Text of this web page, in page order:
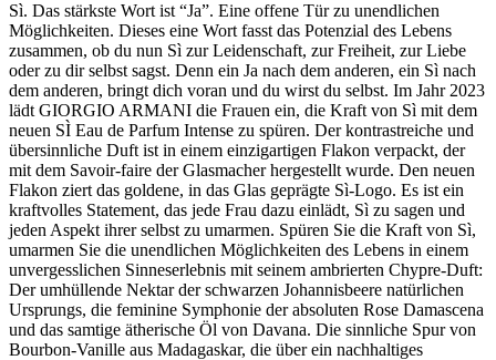
Sì. Das stärkste Wort ist “Ja”. Eine offene Tür zu unendlichen
Möglichkeiten. Dieses eine Wort fasst das Potenzial des Lebens
zusammen, ob du nun Sì zur Leidenschaft, zur Freiheit, zur Liebe
oder zu dir selbst sagst. Denn ein Ja nach dem anderen, ein Sì nach
dem anderen, bringt dich voran und du wirst du selbst. Im Jahr 2023
lädt GIORGIO ARMANI die Frauen ein, die Kraft von Sì mit dem
neuen SÌ Eau de Parfum Intense zu spüren. Der kontrastreiche und
übersinnliche Duft ist in einem einzigartigen Flakon verpackt, der
mit dem Savoir-faire der Glasmacher hergestellt wurde. Den neuen
Flakon ziert das goldene, in das Glas geprägte Sì-Logo. Es ist ein
kraftvolles Statement, das jede Frau dazu einlädt, Sì zu sagen und
jeden Aspekt ihrer selbst zu umarmen. Spüren Sie die Kraft von Sì,
umarmen Sie die unendlichen Möglichkeiten des Lebens in einem
unvergesslichen Sinneserlebnis mit seinem ambrierten Chypre-Duft:
Der umhüllende Nektar der schwarzen Johannisbeere natürlichen
Ursprungs, die feminine Symphonie der absoluten Rose Damascena
und das samtige ätherische Öl von Davana. Die sinnliche Spur von
Bourbon-Vanille aus Madagaskar, die über ein nachhaltiges